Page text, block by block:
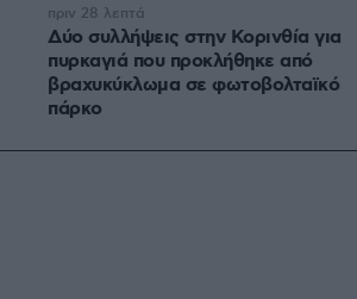
Δύο συλλήψεις στην Κορινθία για
πυρκαγιά που προκλήθηκε από
βραχυκύκλωμα σε φωτοβολταϊκό
πάρκο
πριν 28 λεπτά